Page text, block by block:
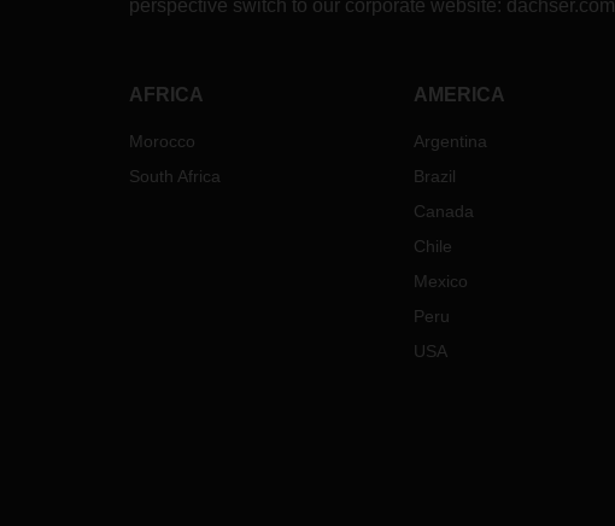
perspective switch to our corporate website: dachser.com
AFRICA
Morocco
South Africa
AMERICA
Argentina
Brazil
Canada
Chile
Mexico
Peru
USA